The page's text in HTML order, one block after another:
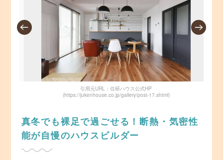
引用元URL：住研ハウス公式HP
(https://jukenhouse.co.jp/gallery/post-17.shtml)
真冬でも裸足で過ごせる！断熱・気密性
能が自慢のハウスビルダー